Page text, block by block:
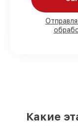
складе,
реплики
Мы
Какие